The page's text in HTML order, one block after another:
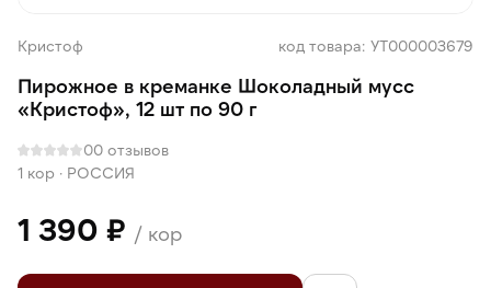
Кристоф код товара: УТ000003679
Пирожное в креманке Шоколадный мусс
«Кристоф», 12 шт по 90 г
00 отзывов
1 кор · РОССИЯ
1 390 ₽ / кор